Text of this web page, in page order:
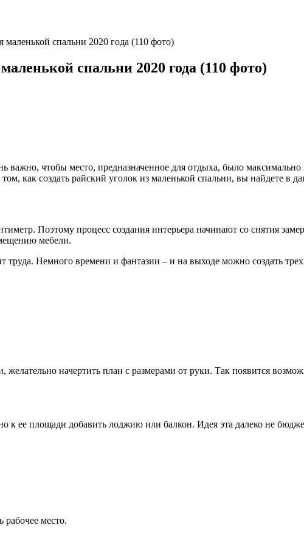
спальни 2020 года (110 фото)
спальни 2020 года (110 фото)
важно, чтобы место, предназначенное для отдыха, было
как создать райский уголок из маленькой спальни, вы найдете в
Поэтому процесс создания интерьера начинают со снятия
мебели.
труда. Немного времени и фантазии – и на выходе можно создать
начертить план с размерами от руки. Так появится
к ее площади добавить лоджию или балкон. Идея эта далеко не
рабочее место.